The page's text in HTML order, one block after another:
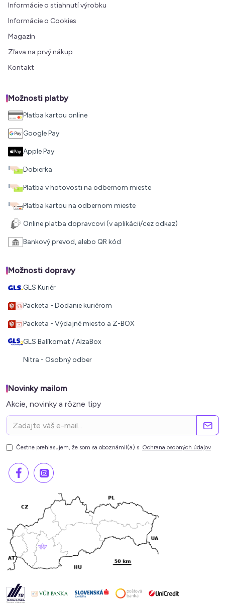
Informácie o stiahnutí výrobku
Informácie o Cookies
Magazín
Zľava na prvý nákup
Kontakt
Možnosti platby
Platba kartou online
Google Pay
Apple Pay
Dobierka
Platba v hotovosti na odbernom mieste
Platba kartou na odbernom mieste
Online platba dopravcovi (v aplikácii/cez odkaz)
Bankový prevod, alebo QR kód
Možnosti dopravy
GLS Kuriér
Packeta - Dodanie kuriérom
Packeta - Výdajné miesto a Z-BOX
GLS Balíkomat / AlzaBox
Nitra - Osobný odber
Novinky mailom
Akcie, novinky a rôzne tipy
Čestne prehlasujem, že som sa oboznámil(a) s Ochrana osobných údajov